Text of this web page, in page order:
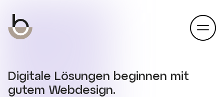
open
Digitale Lösungen beginnen mit
gutem Webdesign.